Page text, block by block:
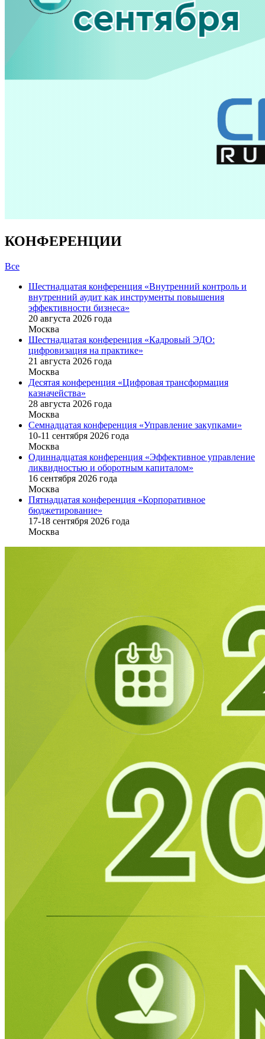
КОНФЕРЕНЦИИ
Все
Шестнадцатая конференция «Внутренний контроль и
внутренний аудит как инструменты повышения
эффективности бизнеса»
20 августа 2026 года
Москва
Шестнадцатая конференция «Кадровый ЭДО:
цифровизация на практике»
21 августа 2026 года
Москва
Десятая конференция «Цифровая трансформация
казначейства»
28 августа 2026 года
Москва
Семнадцатая конференция «Управление закупками»
10-11 сентября 2026 года
Москва
Одиннадцатая конференция «Эффективное управление
ликвидностью и оборотным капиталом»
16 cентября 2026 года
Москва
Пятнадцатая конференция «Корпоративное
бюджетирование»
17-18 сентября 2026 года
Москва